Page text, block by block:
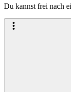
Du kannst frei nach